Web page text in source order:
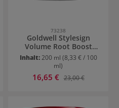
73238
Goldwell Stylesign
Volume Root Boost
Spray
Inhalt:200 ml (8,33 € / 100
ml)
Verkaufspreis:
16,65 € Regulärer Preis:
23,00 €